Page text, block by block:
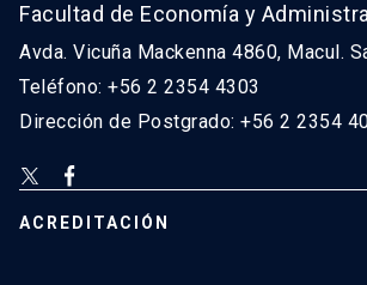
Facultad de Economía y
Avda. Vicuña Mackenna 4860, Macul.
Teléfono: +56 2 2354 4303
Dirección de Postgrado: +56 2 2354
ACREDITACIÓN